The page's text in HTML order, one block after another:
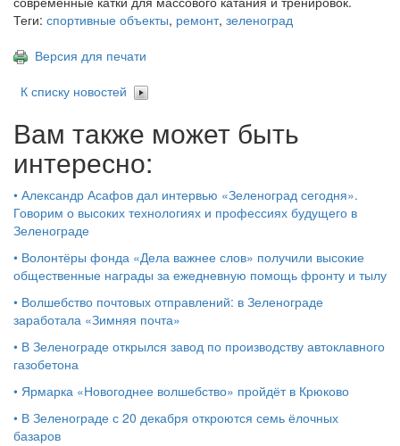
Теги: спортивные объекты, ремонт, зеленоград
Версия для печати
К списку новостей
Вам также может быть
интересно:
• Александр Асафов дал интервью «Зеленоград сегодня».
Говорим о высоких технологиях и профессиях будущего в
Зеленограде
• Волонтёры фонда «Дела важнее слов» получили высокие
общественные награды за ежедневную помощь фронту и тылу
• Волшебство почтовых отправлений: в Зеленограде
заработала «Зимняя почта»
• В Зеленограде открылся завод по производству автоклавного
газобетона
• Ярмарка «Новогоднее волшебство» пройдёт в Крюково
• В Зеленограде с 20 декабря откроются семь ёлочных
базаров